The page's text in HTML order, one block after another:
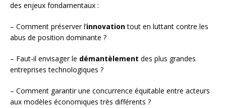
des enjeux fondamentaux :
– Comment préserver l’innovationtout en luttant contre les
abus de position dominante ?
– Faut-il envisager le démantèlement des plus grandes
entreprises technologiques ?
– Comment garantir une concurrence équitable entre acteurs
aux modèles économiques très différents ?